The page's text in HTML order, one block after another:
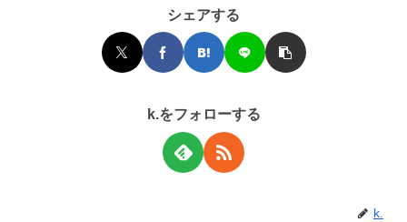
シェアする
k.をフォローする
k.